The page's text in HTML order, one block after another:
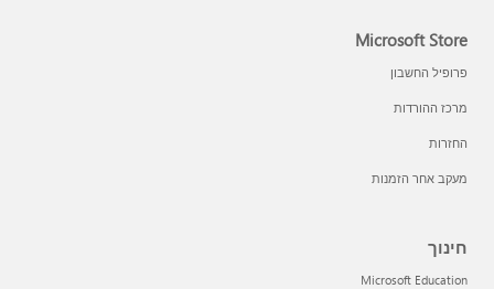
Microsoft Store
פרופיל החשבון
מרכז ההורדות
החזרות
מעקב אחר הזמנות
חינוך
Microsoft Education